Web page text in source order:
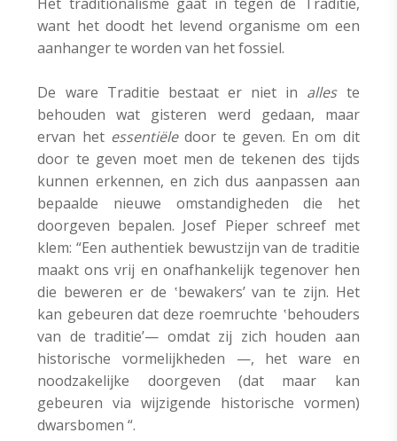
want het doodt het levend organisme om een
aanhanger te worden van het fossiel.
De ware Traditie bestaat er niet in alleste
behouden wat gisteren werd gedaan, maar
ervan het essentiëledoor te geven. En om dit
door te geven moet men de tekenen des tijds
kunnen erkennen, en zich dus aanpassen aan
bepaalde nieuwe omstandigheden die het
doorgeven bepalen. Josef Pieper schreef met
klem: “Een authentiek bewustzijn van de traditie
maakt ons vrij en onafhankelijk tegenover hen
die beweren er de ‛bewakers’ van te zijn. Het
kan gebeuren dat deze roemruchte ‛behouders
van de traditie’— omdat zij zich houden aan
historische vormelijkheden —, het ware en
noodzakelijke doorgeven (dat maar kan
gebeuren via wijzigende historische vormen)
dwarsbomen “.